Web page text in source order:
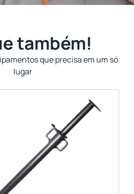
também!
que precisa em um só
lugar